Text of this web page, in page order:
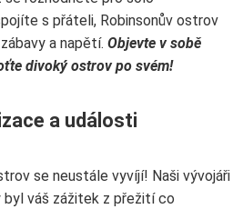
s přáteli, Robinsonův ostrov
a napětí. Objevte v sobě
divoký ostrov po svém!
a události
se neustále vyvíjí! Naši vývojáři
byl váš zážitek z přežití co